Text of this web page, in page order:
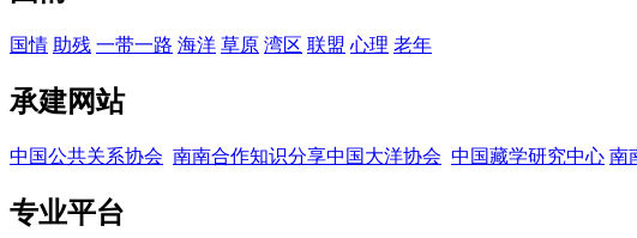
国情 助残 一带一路 海洋 草原 湾区 联盟 心理 老年
承建网站
中国公共关系协会 南南合作知识分享中国大洋协会 中国藏学研究中心 南
专业平台